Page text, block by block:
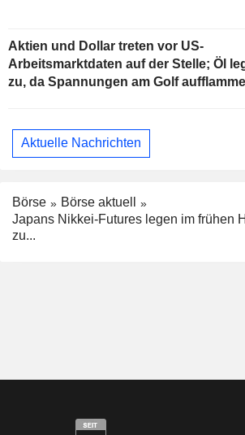
Aktien und Dollar treten vor US-
Arbeitsmarktdaten auf der Stelle; Öl
zu, da Spannungen am Golf
Aktuelle Nachrichten
Börse
Börse aktuell
Japans Nikkei-Futures legen im frühen
zu...